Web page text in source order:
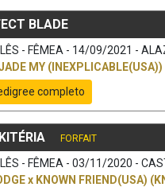
BLADE
- FÊMEA - 14/09/2021 -
MY (INEXPLICABLE(USA))
completo
FORFAIT
- FÊMEA - 03/11/2020 -
x KNOWN FRIEND(USA)